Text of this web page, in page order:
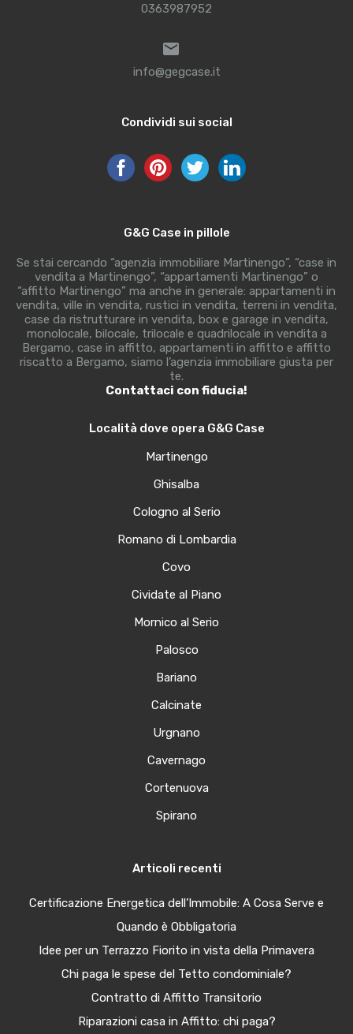
0363987952
info@gegcase.it
Condividi sui social
G&G Case in pillole
Se stai cercando “agenzia immobiliare Martinengo”, “case in
vendita a Martinengo”, “appartamenti Martinengo” o
“affitto Martinengo” ma anche in generale: appartamenti in
vendita, ville in vendita, rustici in vendita, terreni in vendita,
case da ristrutturare in vendita, box e garage in vendita,
monolocale, bilocale, trilocale e quadrilocale in vendita a
Bergamo, case in affitto, appartamenti in affitto e affitto
riscatto a Bergamo, siamo l’agenzia immobiliare giusta per
te.
Contattaci con fiducia!
Località dove opera G&G Case
Martinengo
Ghisalba
Cologno al Serio
Romano di Lombardia
Covo
Cividate al Piano
Mornico al Serio
Palosco
Bariano
Calcinate
Urgnano
Cavernago
Cortenuova
Spirano
Articoli recenti
Certificazione Energetica dell’Immobile: A Cosa Serve e
Quando è Obbligatoria
Idee per un Terrazzo Fiorito in vista della Primavera
Chi paga le spese del Tetto condominiale?
Contratto di Affitto Transitorio
Riparazioni casa in Affitto: chi paga?